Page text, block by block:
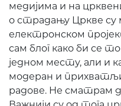
медијима и на
о страдању Цркве су
електронском
сам блог како би се
једном месту, али и
модеран и
радове. Не сматрам